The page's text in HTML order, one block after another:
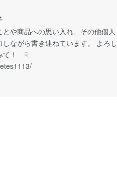
や商品への思い入れ、その他個人
ながら書き連ねています。 よろし
て！ ☟